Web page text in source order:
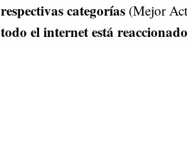
respectivas categorías (Mejor
todo el internet está